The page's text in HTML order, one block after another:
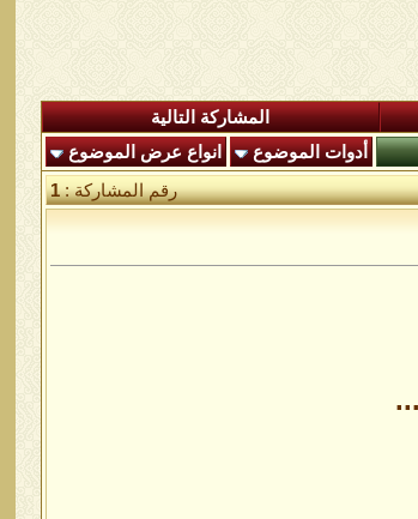
المشاركة التالية
أدوات الموضوع
انواع عرض الموضوع
رقم المشاركة :1